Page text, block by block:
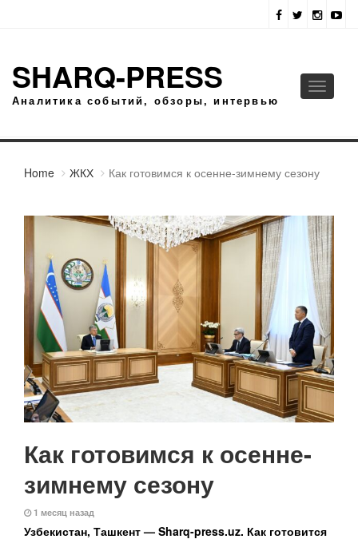
SHARQ-PRESS
Аналитика событий, обзоры, интервью
Toggle
Home ЖКХ Как готовимся к осенне-зимнему сезону
Как готовимся к осенне-
зимнему сезону
1 месяц назад
Узбекистан, Ташкент — Sharq-press.uz. Как готовится